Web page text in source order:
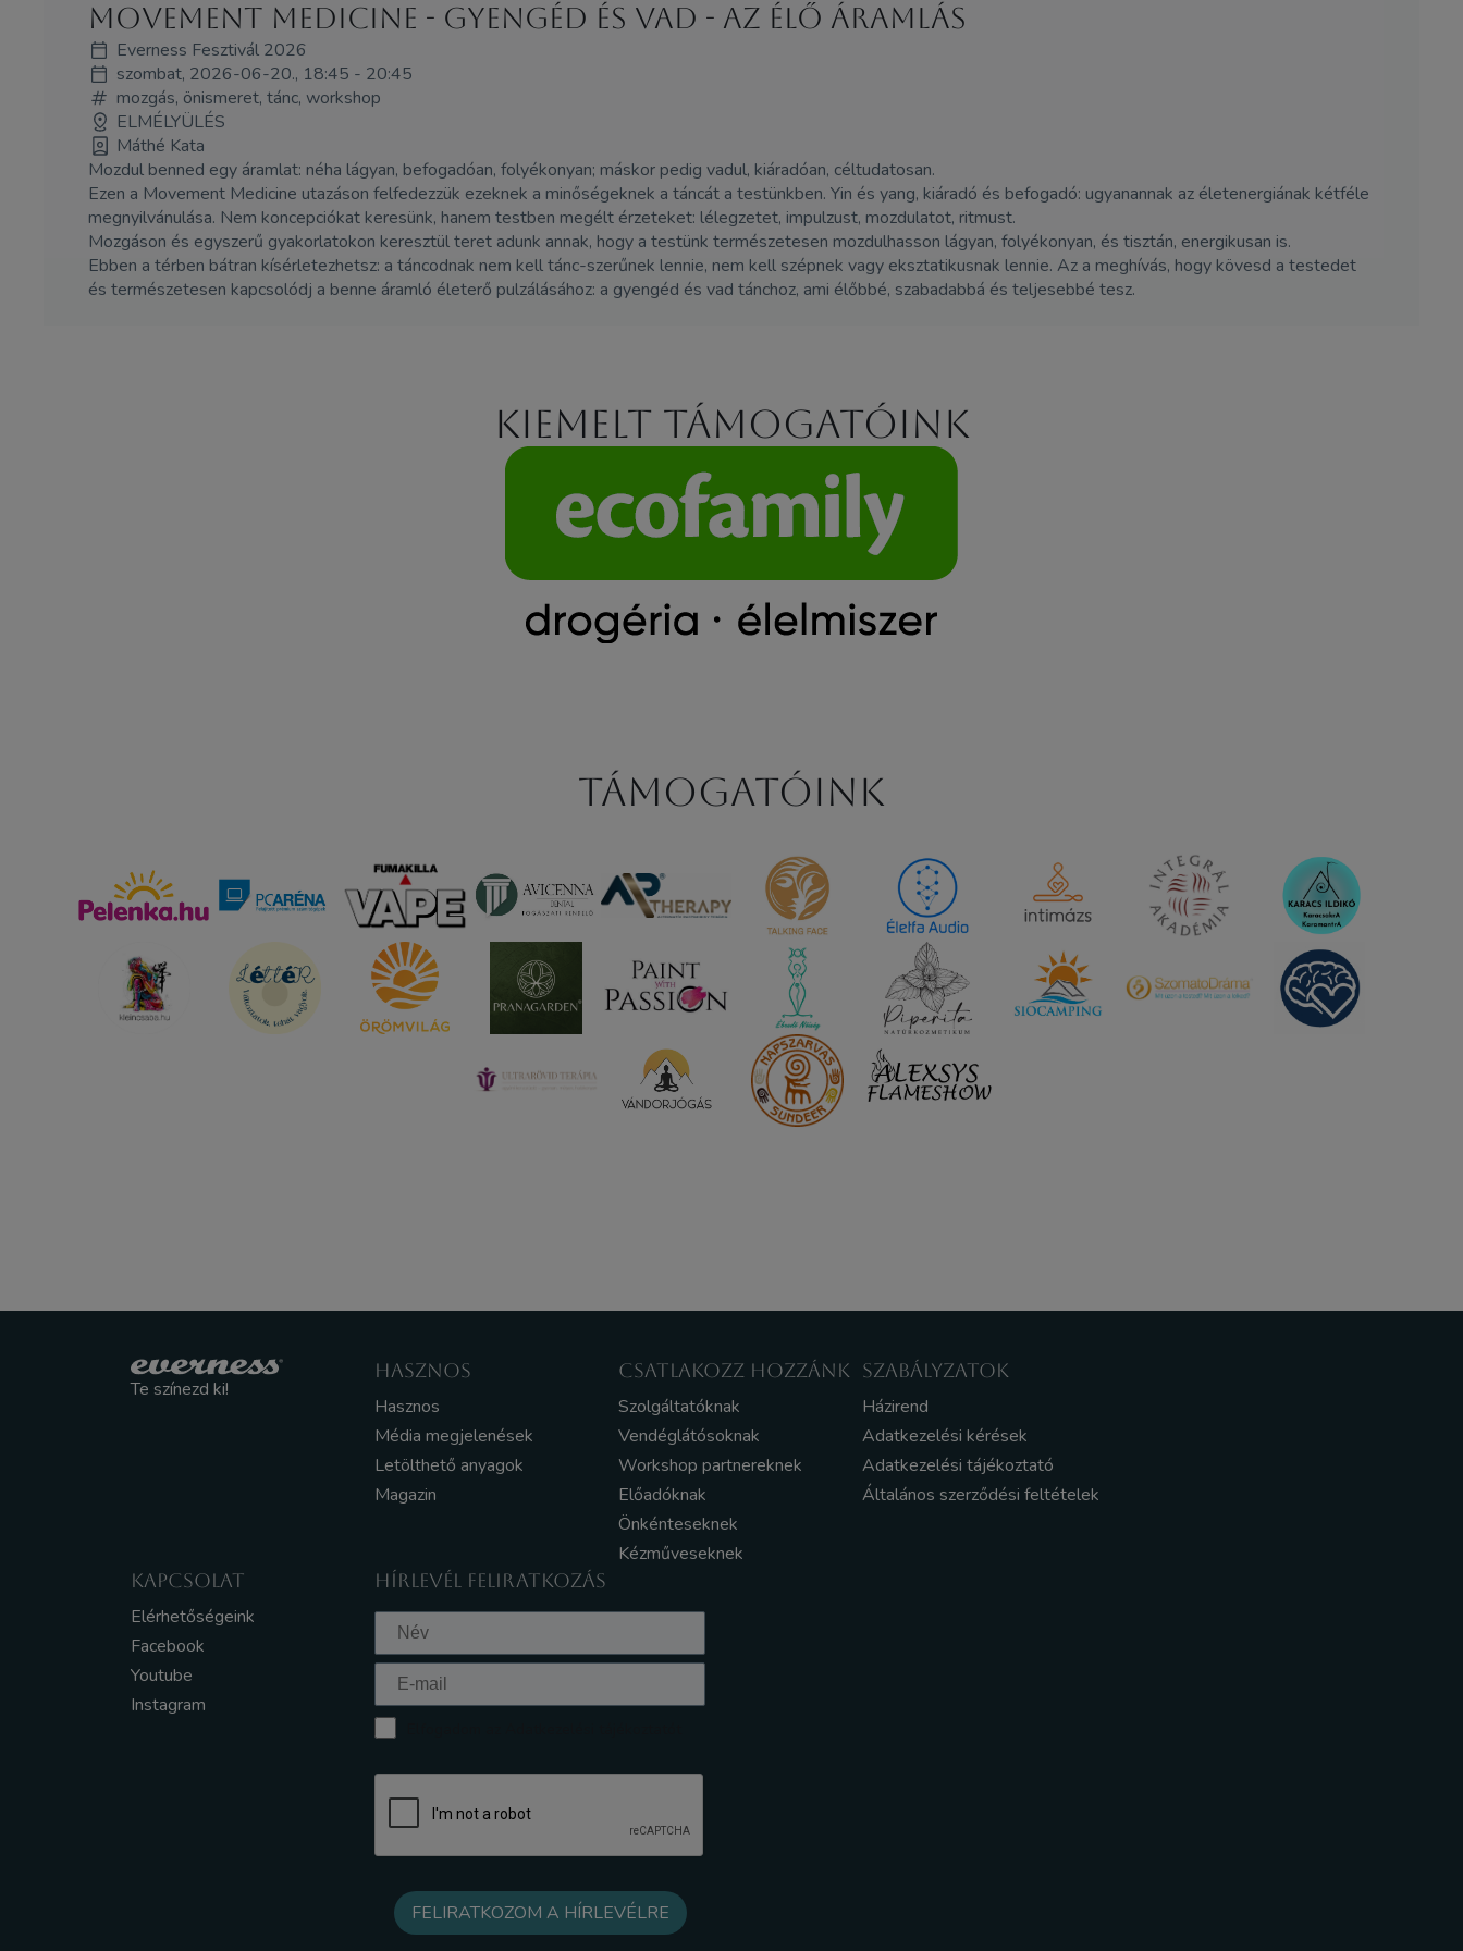
Movement medicine - Gyengéd és vad - Az élő áramlás
Everness Fesztivál 2026
szombat, 2026-06-20., 18:45 - 20:45
mozgás, önismeret, tánc, workshop
ELMÉLYÜLÉS
Máthé Kata
Mozdul benned egy áramlat: néha lágyan, befogadóan, folyékonyan; máskor pedig vadul, kiáradóan, céltudatosan.
Ezen a Movement Medicine utazáson felfedezzük ezeknek a minőségeknek a táncát a testünkben. Yin és yang, kiáradó és befogadó: ugyanannak az életenergiának kétféle
megnyilvánulása. Nem koncepciókat keresünk, hanem testben megélt érzeteket: lélegzetet, impulzust, mozdulatot, ritmust.
Mozgáson és egyszerű gyakorlatokon keresztül teret adunk annak, hogy a testünk természetesen mozdulhasson lágyan, folyékonyan, és tisztán, energikusan is.
Ebben a térben bátran kísérletezhetsz: a táncodnak nem kell tánc-szerűnek lennie, nem kell szépnek vagy eksztatikusnak lennie. Az a meghívás, hogy kövesd a testedet
és természetesen kapcsolódj a benne áramló életerő pulzálásához: a gyengéd és vad tánchoz, ami élőbbé, szabadabbá és teljesebbé tesz.
Kiemelt támogatóink
Támogatóink
Te színezd ki!
HASZNOS
Hasznos
Média megjelenések
Letölthető anyagok
Magazin
CSATLAKOZZ HOZZÁNK
Szolgáltatóknak
Vendéglátósoknak
Workshop partnereknek
Előadóknak
Önkénteseknek
Kézműveseknek
SZABÁLYZATOK
Házirend
Adatkezelési kérések
Adatkezelési tájékoztató
Általános szerződési feltételek
KAPCSOLAT
Elérhetőségeink
Facebook
Youtube
Instagram
HÍRLEVÉL FELIRATKOZÁS